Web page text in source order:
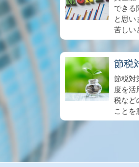
できる
と思い
苦しい
節税
節税対
度を活
税など
こと